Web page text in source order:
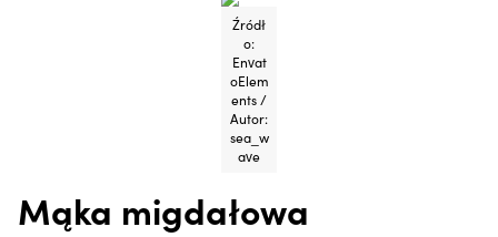
Źródł
o:
Envat
oElem
ents /
Autor:
sea_w
ave
Mąka migdałowa